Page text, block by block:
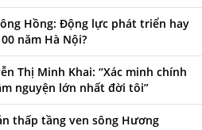
Hồng: Động lực phát triển hay
năm Hà Nội?
Thị Minh Khai: “Xác minh chính
nguyện lớn nhất đời tôi”
thấp tầng ven sông Hương